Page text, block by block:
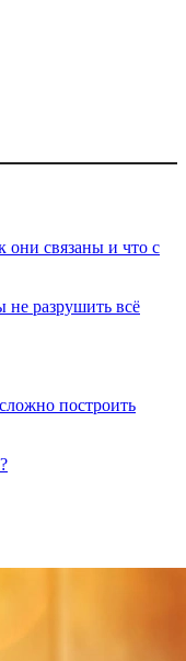
они связаны и что с
не разрушить всё
построить